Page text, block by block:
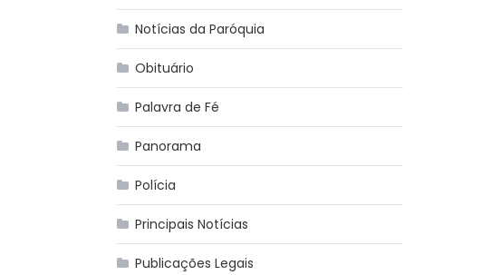
Notícias da Paróquia
Obituário
Palavra de Fé
Panorama
Polícia
Principais Notícias
Publicações Legais